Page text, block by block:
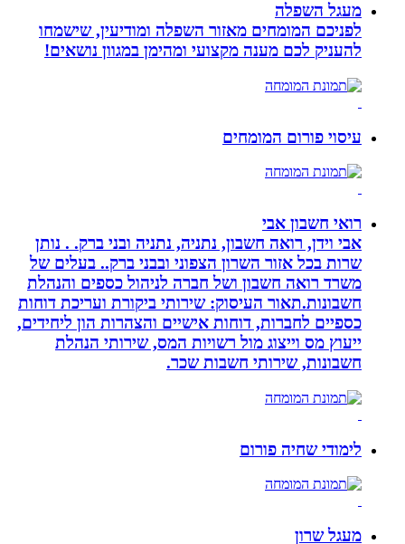
מעגל השפלה
לפניכם המומחים מאזור השפלה ומודיעין, שישמחו
להעניק לכם מענה מקצועי ומהימן במגוון נושאים!
עיסוי פורום המומחים
רואי חשבון אבי
אבי וידן, רואה חשבון, נתניה, נתניה ובני ברק. . נותן
שרות בכל אזור השרון הצפוני ובבני ברק.. בעלים של
משרד רואה חשבון ושל חברה לניהול כספים והנהלת
חשבונות.תאור העיסוק: שירותי ביקורת ועריכת דוחות
כספיים לחברות, דוחות אישיים והצהרות הון ליחידים,
ייעוץ מס וייצוג מול רשויות המס, שירותי הנהלת
חשבונות, שירותי חשבות שכר.
לימודי שחיה פורום
מעגל שרון